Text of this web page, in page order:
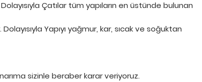
Çatılar tüm yapıların en üstünde bulunan
Dolayısıyla Yapıyı yağmur, kar, sıcak ve soğuktan
sizinle beraber karar veriyoruz.